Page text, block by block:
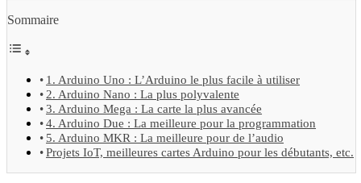
Sommaire
1. Arduino Uno : L’Arduino le plus facile à utiliser
2. Arduino Nano : La plus polyvalente
3. Arduino Mega : La carte la plus avancée
4. Arduino Due : La meilleure pour la programmation
5. Arduino MKR : La meilleure pour de l’audio
Projets IoT, meilleures cartes Arduino pour les débutants, etc.